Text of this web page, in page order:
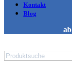
Kontakt
Blog